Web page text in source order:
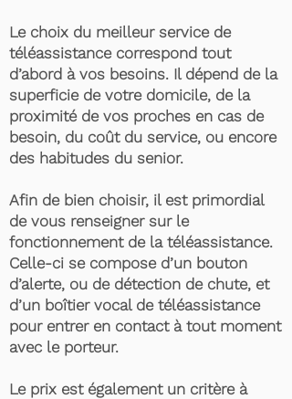
Le choix du meilleur service de
téléassistance correspond tout
d’abord à vos besoins. Il dépend de la
superficie de votre domicile, de la
proximité de vos proches en cas de
besoin, du coût du service, ou encore
des habitudes du senior.
Afin de bien choisir, il est primordial
de vous renseigner sur le
fonctionnement de la téléassistance.
Celle-ci se compose d’un bouton
d’alerte, ou de détection de chute, et
d’un boîtier vocal de téléassistance
pour entrer en contact à tout moment
avec le porteur.
Le prix est également un critère à